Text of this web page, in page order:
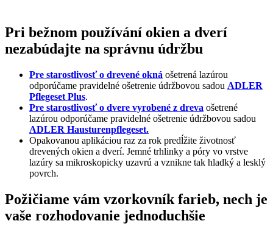
Pri bežnom používání okien a dverí
nezabúdajte na správnu údržbu
Pre starostlivosť o drevené okná ošetrená lazúrou
odporúčame pravidelné ošetrenie údržbovou sadou ADLER
Pflegeset Plus.
Pre starostlivosť o dvere vyrobené z dreva ošetrené
lazúrou odporúčame pravidelné ošetrenie údržbovou sadou
ADLER Hausturenpflegeset.
Opakovanou aplikáciou raz za rok predĺžite životnosť
drevených okien a dverí. Jemné trhlinky a póry vo vrstve
lazúry sa mikroskopicky uzavrú a vznikne tak hladký a lesklý
povrch.
Požičiame vám vzorkovník farieb, nech je
vaše rozhodovanie jednoduchšie